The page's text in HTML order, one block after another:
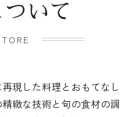
いて
現した料理とおもてなし
緻な技術と旬の食材の調